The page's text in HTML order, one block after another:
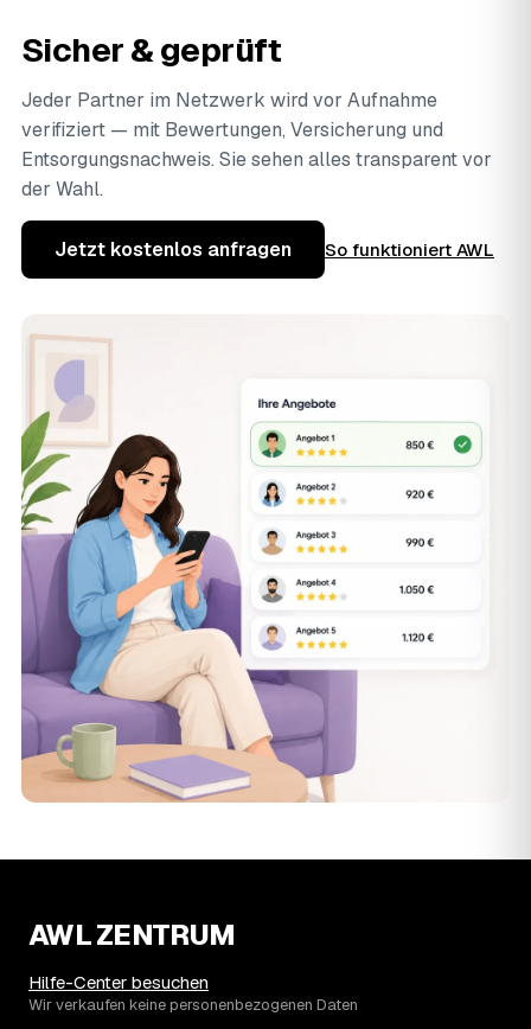
Sicher & geprüft
Jeder Partner im Netzwerk wird vor Aufnahme
verifiziert — mit Bewertungen, Versicherung und
Entsorgungsnachweis. Sie sehen alles transparent vor
der Wahl.
Jetzt kostenlos anfragen So funktioniert AWL
AWL ZENTRUM
Hilfe-Center besuchen
Wir verkaufen keine personenbezogenen Daten